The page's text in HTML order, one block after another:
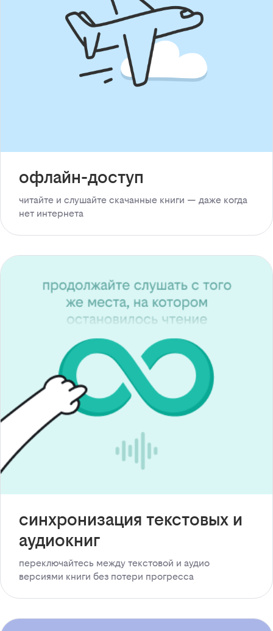
офлайн-доступ
читайте и слушайте скачанные книги — даже когда
нет интернета
синхронизация текстовых и
аудиокниг
переключайтесь между текстовой и аудио
версиями книги без потери прогресса